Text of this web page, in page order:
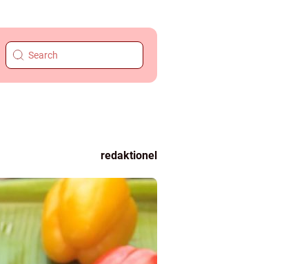
redaktionel